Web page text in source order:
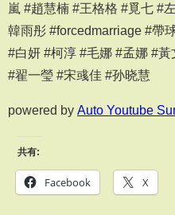
嵐 #趙慧楠 #王格格 #覓七 #
韓雨彤 #forcedmarriage #帶
#白妍 #柯淳 #毛娜 #孟娜 #
#翟一瑩 #宋彧佳 #孙晓慧
powered by Auto Youtube
共有:
Facebook X